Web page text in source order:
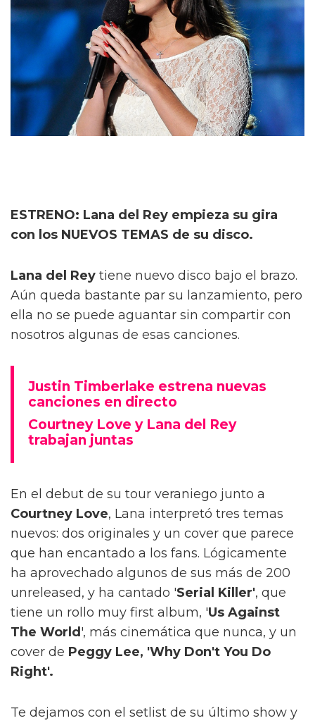
ESTRENO: Lana del Rey empieza su gira
con los NUEVOS TEMAS de su disco.
Lana del Rey tiene nuevo disco bajo el brazo.
Aún queda bastante par su lanzamiento, pero
ella no se puede aguantar sin compartir con
nosotros algunas de esas canciones.
Justin Timberlake estrena nuevas
canciones en directo
Courtney Love y Lana del Rey
trabajan juntas
En el debut de su tour veraniego junto a
Courtney Love, Lana interpretó tres temas
nuevos: dos originales y un cover que parece
que han encantado a los fans. Lógicamente
ha aprovechado algunos de sus más de 200
unreleased, y ha cantado 'Serial Killer', que
tiene un rollo muy first album, 'Us Against
The World ', más cinemática que nunca, y un
cover de Peggy Lee, 'Why Don't You Do
Right'.
Te dejamos con el setlist de su último show y